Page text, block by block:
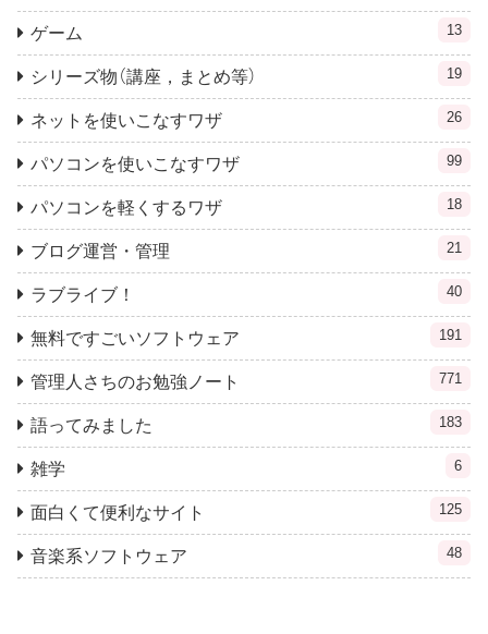
ゲーム 13
シリーズ物（講座，まとめ等） 19
ネットを使いこなすワザ 26
パソコンを使いこなすワザ 99
パソコンを軽くするワザ 18
ブログ運営・管理 21
ラブライブ！ 40
無料ですごいソフトウェア 191
管理人さちのお勉強ノート 771
語ってみました 183
雑学 6
面白くて便利なサイト 125
音楽系ソフトウェア 48